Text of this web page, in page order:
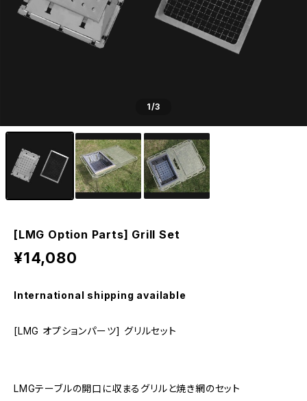
1/3
[LMG Option Parts] Grill Set
¥14,080
International shipping available
[LMG オプションパーツ] グリルセット
LMGテーブルの開口に収まるグリルと焼き網のセット